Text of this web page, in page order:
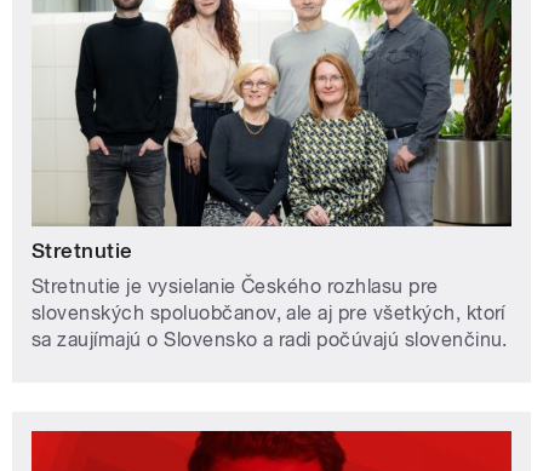
Stretnutie
Stretnutie je vysielanie Českého rozhlasu pre
slovenských spoluobčanov, ale aj pre všetkých, ktorí
sa zaujímajú o Slovensko a radi počúvajú slovenčinu.